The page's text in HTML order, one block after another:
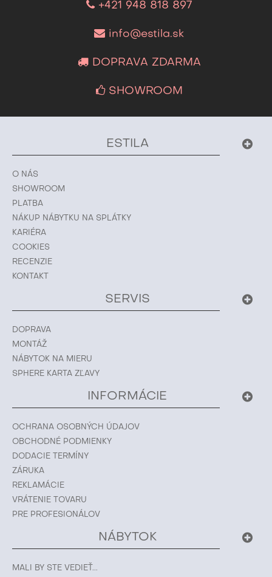
+421 948 818 897
info@estila.sk
DOPRAVA ZDARMA
SHOWROOM
ESTILA
O NÁS
SHOWROOM
PLATBA
NÁKUP NÁBYTKU NA SPLÁTKY
KARIÉRA
COOKIES
RECENZIE
KONTAKT
SERVIS
DOPRAVA
MONTÁŽ
NÁBYTOK NA MIERU
SPHERE KARTA ZĽAVY
INFORMÁCIE
OCHRANA OSOBNÝCH ÚDAJOV
OBCHODNÉ PODMIENKY
DODACIE TERMÍNY
ZÁRUKA
REKLAMÁCIE
VRÁTENIE TOVARU
PRE PROFESIONÁLOV
NÁBYTOK
MALI BY STE VEDIEŤ...